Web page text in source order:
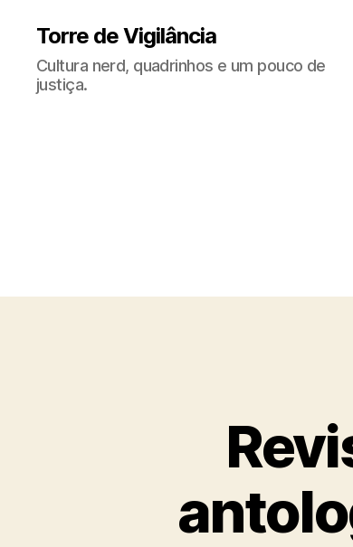
Torre de Vigilância
Cultura nerd, quadrinhos e um pouco de
justiça.